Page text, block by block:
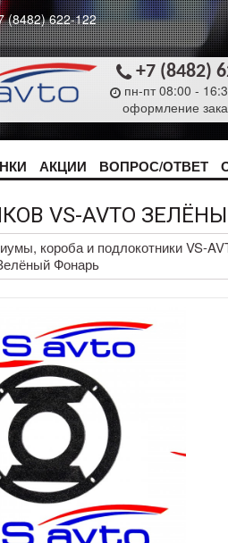
(8482) 622-122
+7 (8482)
пн-пт 08:00 -
оформление
АКЦИИ ВОПРОС/ОТВЕТ
VS-AVTO
короба и подлокотники VS-
Фонарь